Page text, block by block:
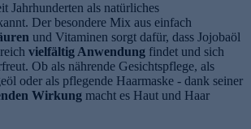
Jahrhunderten als natürliches
Der besondere Mix aus einfach
und Vitaminen sorgt dafür, dass Jojobaöl
vielfältig Anwendung findet und sich
Ob als nährende Gesichtspflege, als
oder als pflegende Haarmaske - dank seiner
Wirkung macht es Haut und Haar